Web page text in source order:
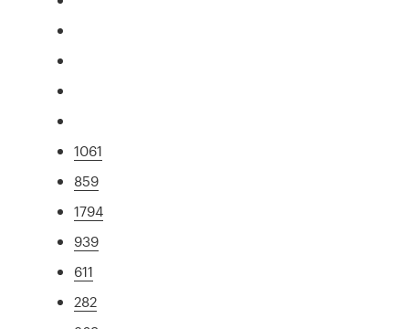
1061
859
1794
939
611
282